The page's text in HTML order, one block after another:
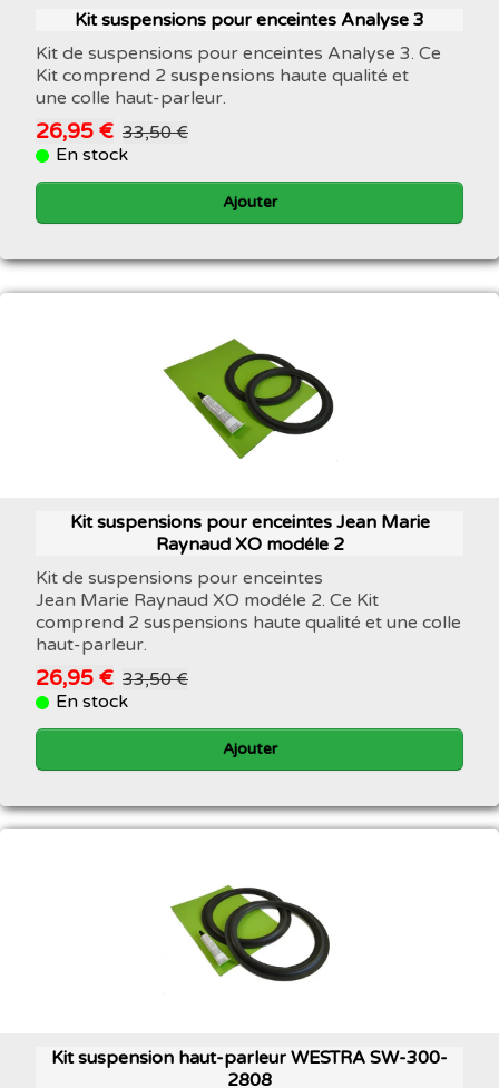
Kit suspensions pour enceintes Analyse 3
Kit de suspensions pour enceintes Analyse 3. Ce
Kit comprend 2 suspensions haute qualité et
une colle haut-parleur.
26,95 € 33,50 €
En stock
Ajouter
Kit suspensions pour enceintes Jean Marie
Raynaud XO modéle 2
Kit de suspensions pour enceintes
Jean Marie Raynaud XO modéle 2. Ce Kit
comprend 2 suspensions haute qualité et une colle
haut-parleur.
26,95 € 33,50 €
En stock
Ajouter
Kit suspension haut-parleur WESTRA SW-300-
2808